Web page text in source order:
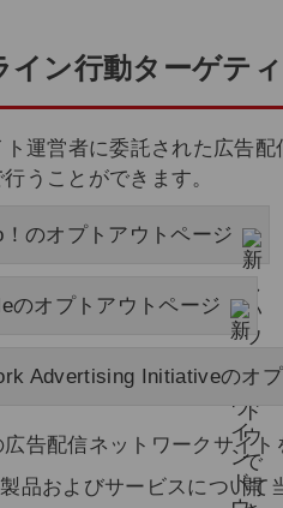
イン行動ターゲテ
ト運営者に委託された広告
うことができます。
！のオプトアウトページ
のオプトアウトページ
Advertising Initiativeのオ
広告配信ネットワークサイ
品およびサービスについて